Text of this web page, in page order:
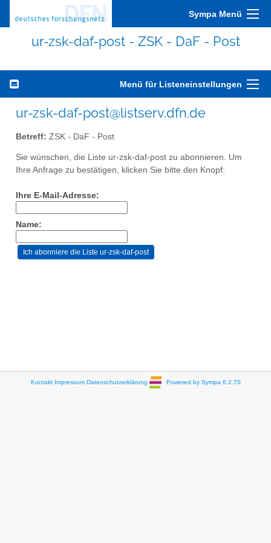
Sympa Menü
ur-zsk-daf-post - ZSK - DaF - Post
Menü für Listeneinstellungen
ur-zsk-daf-post@listserv.dfn.de
Betreff: ZSK - DaF - Post
Sie wünschen, die Liste ur-zsk-daf-post zu abonnieren. Um
Ihre Anfrage zu bestätigen, klicken Sie bitte den Knopf:
Ihre E-Mail-Adresse:
Name:
Kontakt Impressum Datenschutzerklärung Powered by Sympa 6.2.70